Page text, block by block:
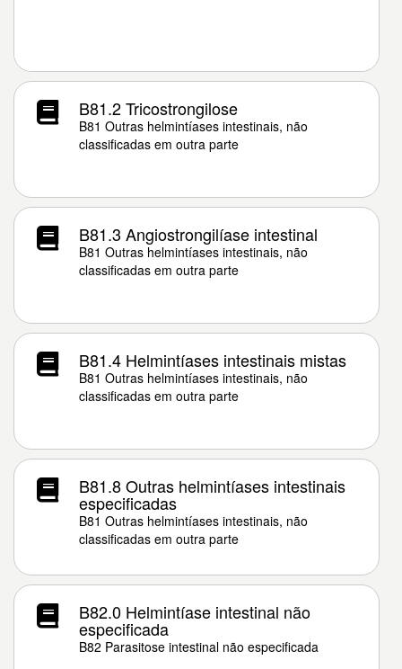
B81.2 Tricostrongilose
B81 Outras helmintíases intestinais, não
classificadas em outra parte
B81.3 Angiostrongilíase intestinal
B81 Outras helmintíases intestinais, não
classificadas em outra parte
B81.4 Helmintíases intestinais mistas
B81 Outras helmintíases intestinais, não
classificadas em outra parte
B81.8 Outras helmintíases intestinais
especificadas
B81 Outras helmintíases intestinais, não
classificadas em outra parte
B82.0 Helmintíase intestinal não
especificada
B82 Parasitose intestinal não especificada